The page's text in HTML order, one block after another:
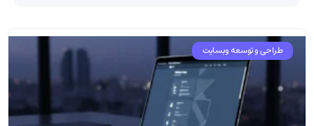
طراحی و توسعه وبسایت